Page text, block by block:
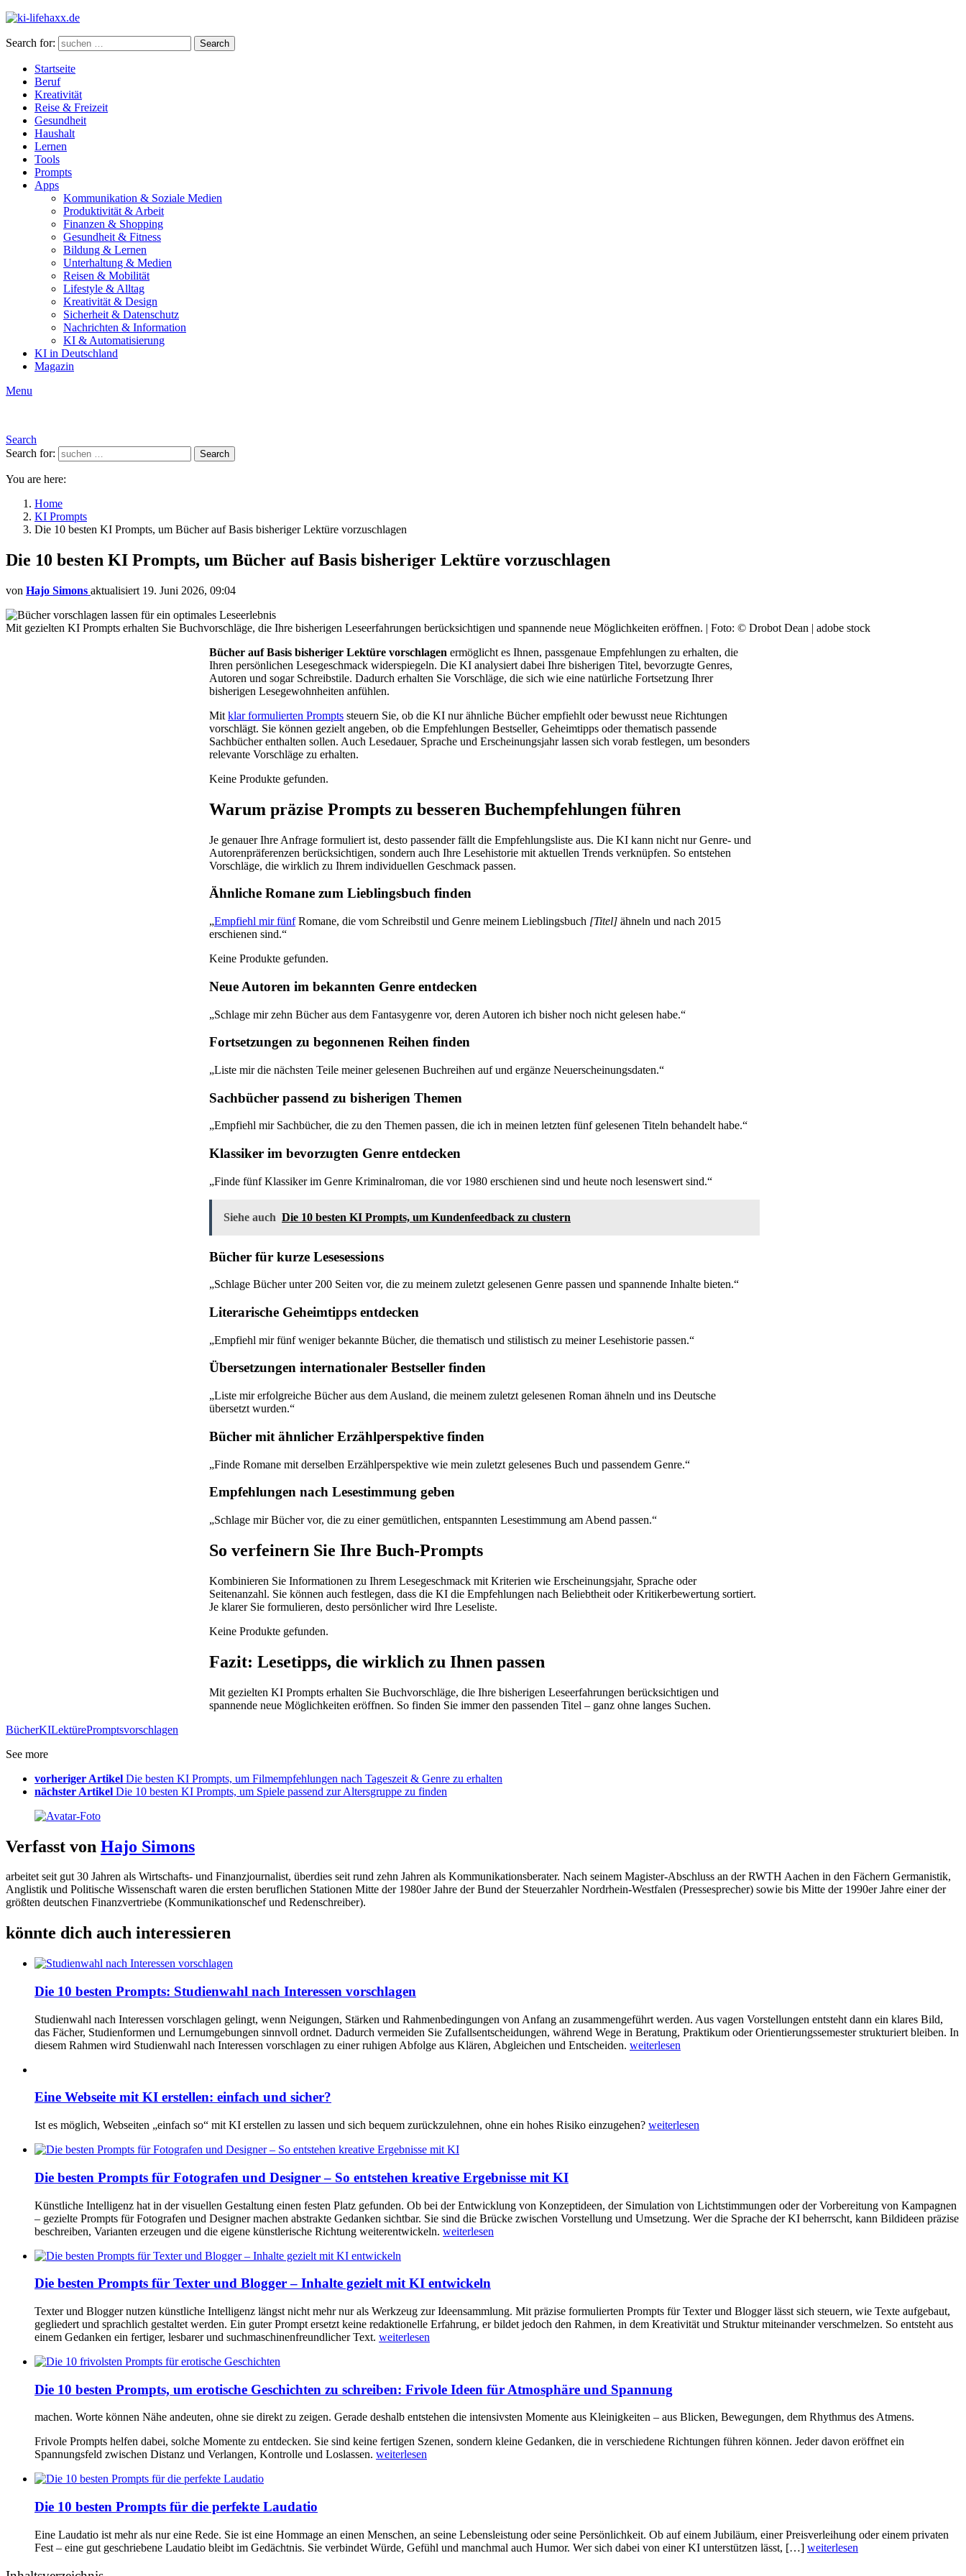
Search for: Search
Startseite
Beruf
Kreativität
Reise & Freizeit
Gesundheit
Haushalt
Lernen
Tools
Prompts
Apps
Kommunikation & Soziale Medien
Produktivität & Arbeit
Finanzen & Shopping
Gesundheit & Fitness
Bildung & Lernen
Unterhaltung & Medien
Reisen & Mobilität
Lifestyle & Alltag
Kreativität & Design
Sicherheit & Datenschutz
Nachrichten & Information
KI & Automatisierung
KI in Deutschland
Magazin
Menu
Search
Search for:
Search
You are here:
Home
KI Prompts
Die 10 besten KI Prompts, um Bücher auf Basis bisheriger Lektüre vorzuschlagen
Die 10 besten KI Prompts, um Bücher auf Basis bisheriger Lektüre vorzuschlagen
von Hajo Simons aktualisiert 19. Juni 2026, 09:04
Mit gezielten KI Prompts erhalten Sie Buchvorschläge, die Ihre bisherigen Leseerfahrungen berücksichtigen und spannende neue Möglichkeiten eröffnen. | Foto: © Drobot Dean | adobe stock
Bücher auf Basis bisheriger Lektüre vorschlagen ermöglicht es Ihnen, passgenaue Empfehlungen zu erhalten, die
Ihren persönlichen Lesegeschmack widerspiegeln. Die KI analysiert dabei Ihre bisherigen Titel, bevorzugte Genres,
Autoren und sogar Schreibstile. Dadurch erhalten Sie Vorschläge, die sich wie eine natürliche Fortsetzung Ihrer
bisherigen Lesegewohnheiten anfühlen.
Mit klar formulierten Prompts steuern Sie, ob die KI nur ähnliche Bücher empfiehlt oder bewusst neue Richtungen
vorschlägt. Sie können gezielt angeben, ob die Empfehlungen Bestseller, Geheimtipps oder thematisch passende
Sachbücher enthalten sollen. Auch Lesedauer, Sprache und Erscheinungsjahr lassen sich vorab festlegen, um besonders
relevante Vorschläge zu erhalten.
Keine Produkte gefunden.
Warum präzise Prompts zu besseren Buchempfehlungen führen
Je genauer Ihre Anfrage formuliert ist, desto passender fällt die Empfehlungsliste aus. Die KI kann nicht nur Genre- und
Autorenpräferenzen berücksichtigen, sondern auch Ihre Lesehistorie mit aktuellen Trends verknüpfen. So entstehen
Vorschläge, die wirklich zu Ihrem individuellen Geschmack passen.
Ähnliche Romane zum Lieblingsbuch finden
„Empfiehl mir fünfRomane, die vom Schreibstil und Genre meinem Lieblingsbuch [Titel] ähneln und nach 2015
erschienen sind.“
Keine Produkte gefunden.
Neue Autoren im bekannten Genre entdecken
„Schlage mir zehn Bücher aus dem Fantasygenre vor, deren Autoren ich bisher noch nicht gelesen habe.“
Fortsetzungen zu begonnenen Reihen finden
„Liste mir die nächsten Teile meiner gelesenen Buchreihen auf und ergänze Neuerscheinungsdaten.“
Sachbücher passend zu bisherigen Themen
„Empfiehl mir Sachbücher, die zu den Themen passen, die ich in meinen letzten fünf gelesenen Titeln behandelt habe.“
Klassiker im bevorzugten Genre entdecken
„Finde fünf Klassiker im Genre Kriminalroman, die vor 1980 erschienen sind und heute noch lesenswert sind.“
Siehe auch Die 10 besten KI Prompts, um Kundenfeedback zu clustern
Bücher für kurze Lesesessions
„Schlage Bücher unter 200 Seiten vor, die zu meinem zuletzt gelesenen Genre passen und spannende Inhalte bieten.“
Literarische Geheimtipps entdecken
„Empfiehl mir fünf weniger bekannte Bücher, die thematisch und stilistisch zu meiner Lesehistorie passen.“
Übersetzungen internationaler Bestseller finden
„Liste mir erfolgreiche Bücher aus dem Ausland, die meinem zuletzt gelesenen Roman ähneln und ins Deutsche
übersetzt wurden.“
Bücher mit ähnlicher Erzählperspektive finden
„Finde Romane mit derselben Erzählperspektive wie mein zuletzt gelesenes Buch und passendem Genre.“
Empfehlungen nach Lesestimmung geben
„Schlage mir Bücher vor, die zu einer gemütlichen, entspannten Lesestimmung am Abend passen.“
So verfeinern Sie Ihre Buch-Prompts
Kombinieren Sie Informationen zu Ihrem Lesegeschmack mit Kriterien wie Erscheinungsjahr, Sprache oder
Seitenanzahl. Sie können auch festlegen, dass die KI die Empfehlungen nach Beliebtheit oder Kritikerbewertung sortiert.
Je klarer Sie formulieren, desto persönlicher wird Ihre Leseliste.
Keine Produkte gefunden.
Fazit: Lesetipps, die wirklich zu Ihnen passen
Mit gezielten KI Prompts erhalten Sie Buchvorschläge, die Ihre bisherigen Leseerfahrungen berücksichtigen und
spannende neue Möglichkeiten eröffnen. So finden Sie immer den passenden Titel – ganz ohne langes Suchen.
BücherKILektürePromptsvorschlagen
See more
vorheriger Artikel Die besten KI Prompts, um Filmempfehlungen nach Tageszeit & Genre zu erhalten
nächster Artikel Die 10 besten KI Prompts, um Spiele passend zur Altersgruppe zu finden
Verfasst von Hajo Simons
arbeitet seit gut 30 Jahren als Wirtschafts- und Finanzjournalist, überdies seit rund zehn Jahren als Kommunikationsberater. Nach seinem Magister-Abschluss an der RWTH Aachen in den Fächern Germanistik,
Anglistik und Politische Wissenschaft waren die ersten beruflichen Stationen Mitte der 1980er Jahre der Bund der Steuerzahler Nordrhein-Westfalen (Pressesprecher) sowie bis Mitte der 1990er Jahre einer der
größten deutschen Finanzvertriebe (Kommunikationschef und Redenschreiber).
könnte dich auch interessieren
Die 10 besten Prompts: Studienwahl nach Interessen vorschlagen
Studienwahl nach Interessen vorschlagen gelingt, wenn Neigungen, Stärken und Rahmenbedingungen von Anfang an zusammengeführt werden. Aus vagen Vorstellungen entsteht dann ein klares Bild,
das Fächer, Studienformen und Lernumgebungen sinnvoll ordnet. Dadurch vermeiden Sie Zufallsentscheidungen, während Wege in Beratung, Praktikum oder Orientierungssemester strukturiert bleiben. In
diesem Rahmen wird Studienwahl nach Interessen vorschlagen zu einer ruhigen Abfolge aus Klären, Abgleichen und Entscheiden. weiterlesen
Eine Webseite mit KI erstellen: einfach und sicher?
Ist es möglich, Webseiten „einfach so“ mit KI erstellen zu lassen und sich bequem zurückzulehnen, ohne ein hohes Risiko einzugehen? weiterlesen
Die besten Prompts für Fotografen und Designer – So entstehen kreative Ergebnisse mit KI
Künstliche Intelligenz hat in der visuellen Gestaltung einen festen Platz gefunden. Ob bei der Entwicklung von Konzeptideen, der Simulation von Lichtstimmungen oder der Vorbereitung von Kampagnen
– gezielte Prompts für Fotografen und Designer machen abstrakte Gedanken sichtbar. Sie sind die Brücke zwischen Vorstellung und Umsetzung. Wer die Sprache der KI beherrscht, kann Bildideen präzise
beschreiben, Varianten erzeugen und die eigene künstlerische Richtung weiterentwickeln. weiterlesen
Die besten Prompts für Texter und Blogger – Inhalte gezielt mit KI entwickeln
Texter und Blogger nutzen künstliche Intelligenz längst nicht mehr nur als Werkzeug zur Ideensammlung. Mit präzise formulierten Prompts für Texter und Blogger lässt sich steuern, wie Texte aufgebaut,
gegliedert und sprachlich gestaltet werden. Ein guter Prompt ersetzt keine redaktionelle Erfahrung, er bildet jedoch den Rahmen, in dem Kreativität und Struktur miteinander verschmelzen. So entsteht aus
einem Gedanken ein fertiger, lesbarer und suchmaschinenfreundlicher Text. weiterlesen
Die 10 besten Prompts, um erotische Geschichten zu schreiben: Frivole Ideen für Atmosphäre und Spannung
machen. Worte können Nähe andeuten, ohne sie direkt zu zeigen. Gerade deshalb entstehen die intensivsten Momente aus Kleinigkeiten – aus Blicken, Bewegungen, dem Rhythmus des Atmens.
Frivole Prompts helfen dabei, solche Momente zu entdecken. Sie sind keine fertigen Szenen, sondern kleine Gedanken, die in verschiedene Richtungen führen können. Jeder davon eröffnet ein
Spannungsfeld zwischen Distanz und Verlangen, Kontrolle und Loslassen. weiterlesen
Die 10 besten Prompts für die perfekte Laudatio
Eine Laudatio ist mehr als nur eine Rede. Sie ist eine Hommage an einen Menschen, an seine Lebensleistung oder seine Persönlichkeit. Ob auf einem Jubiläum, einer Preisverleihung oder einem privaten
Fest – eine gut geschriebene Laudatio bleibt im Gedächtnis. Sie verbindet Würde, Gefühl und manchmal auch Humor. Wer sich dabei von einer KI unterstützen lässt, […] weiterlesen